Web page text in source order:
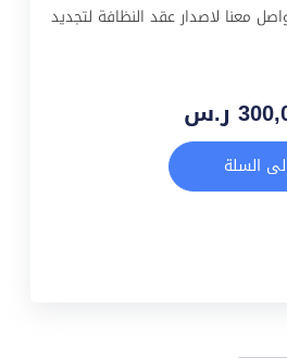
معنا لاصدار عقد النظافة لتجديد
ر.س
السلة